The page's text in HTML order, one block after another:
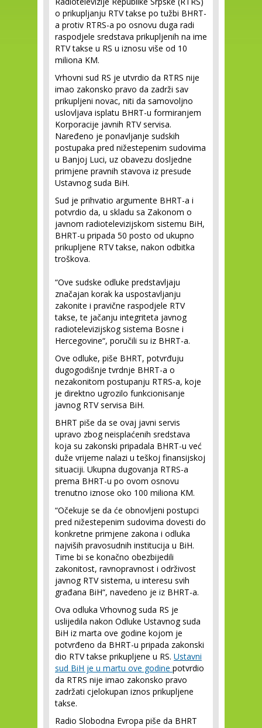
o prikupljanju RTV takse po tužbi BHRT-
a protiv RTRS-a po osnovu duga radi
raspodjele sredstava prikupljenih na ime
RTV takse u RS u iznosu više od 10
miliona KM.
Vrhovni sud RS je utvrdio da RTRS nije
imao zakonsko pravo da zadrži sav
prikupljeni novac, niti da samovoljno
uslovljava isplatu BHRT-u formiranjem
Korporacije javnih RTV servisa.
Naređeno je ponavljanje sudskih
postupaka pred nižestepenim sudovima
u Banjoj Luci, uz obavezu dosljedne
primjene pravnih stavova iz presude
Ustavnog suda BiH.
Sud je prihvatio argumente BHRT-a i
potvrdio da, u skladu sa Zakonom o
javnom radiotelevizijskom sistemu BiH,
BHRT-u pripada 50 posto od ukupno
prikupljene RTV takse, nakon odbitka
troškova.
“Ove sudske odluke predstavljaju
značajan korak ka uspostavljanju
zakonite i pravične raspodjele RTV
takse, te jačanju integriteta javnog
radiotelevizijskog sistema Bosne i
Hercegovine“, poručili su iz BHRT-a.
Ove odluke, piše BHRT, potvrđuju
dugogodišnje tvrdnje BHRT-a o
nezakonitom postupanju RTRS-a, koje
je direktno ugrozilo funkcionisanje
javnog RTV servisa BiH.
BHRT piše da se ovaj javni servis
upravo zbog neisplaćenih sredstava
koja su zakonski pripadala BHRT-u već
duže vrijeme nalazi u teškoj finansijskoj
situaciji. Ukupna dugovanja RTRS-a
prema BHRT-u po ovom osnovu
trenutno iznose oko 100 miliona KM.
“Očekuje se da će obnovljeni postupci
pred nižestepenim sudovima dovesti do
konkretne primjene zakona i odluka
najviših pravosudnih institucija u BiH.
Time bi se konačno obezbijedili
zakonitost, ravnopravnost i održivost
javnog RTV sistema, u interesu svih
građana BiH“, navedeno je iz BHRT-a.
Ova odluka Vrhovnog suda RS je
uslijedila nakon Odluke Ustavnog suda
BiH iz marta ove godine kojom je
potvrđeno da BHRT-u pripada zakonski
dio RTV takse prikupljene u RS. Ustavni
sud BiH je u martu ove godine potvrdio
da RTRS nije imao zakonsko pravo
zadržati cjelokupan iznos prikupljene
takse.
Radio Slobodna Evropa piše da BHRT